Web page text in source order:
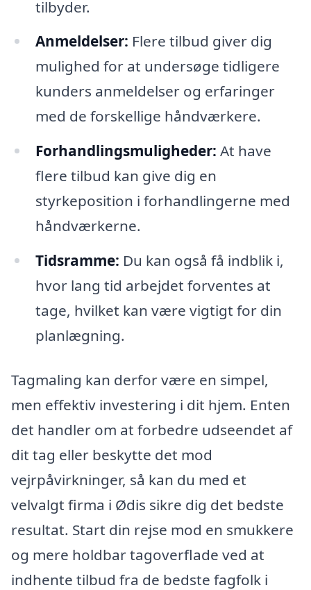
tilbyder.
Anmeldelser: Flere tilbud giver dig
mulighed for at undersøge tidligere
kunders anmeldelser og erfaringer
med de forskellige håndværkere.
Forhandlingsmuligheder: At have
flere tilbud kan give dig en
styrkeposition i forhandlingerne med
håndværkerne.
Tidsramme: Du kan også få indblik i,
hvor lang tid arbejdet forventes at
tage, hvilket kan være vigtigt for din
planlægning.
Tagmaling kan derfor være en simpel,
men effektiv investering i dit hjem. Enten
det handler om at forbedre udseendet af
dit tag eller beskytte det mod
vejrpåvirkninger, så kan du med et
velvalgt firma i Ødis sikre dig det bedste
resultat. Start din rejse mod en smukkere
og mere holdbar tagoverflade ved at
indhente tilbud fra de bedste fagfolk i